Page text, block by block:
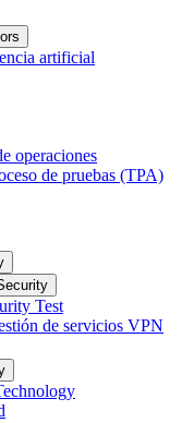
artificial
operaciones
de pruebas (TPA)
Test
de servicios VPN